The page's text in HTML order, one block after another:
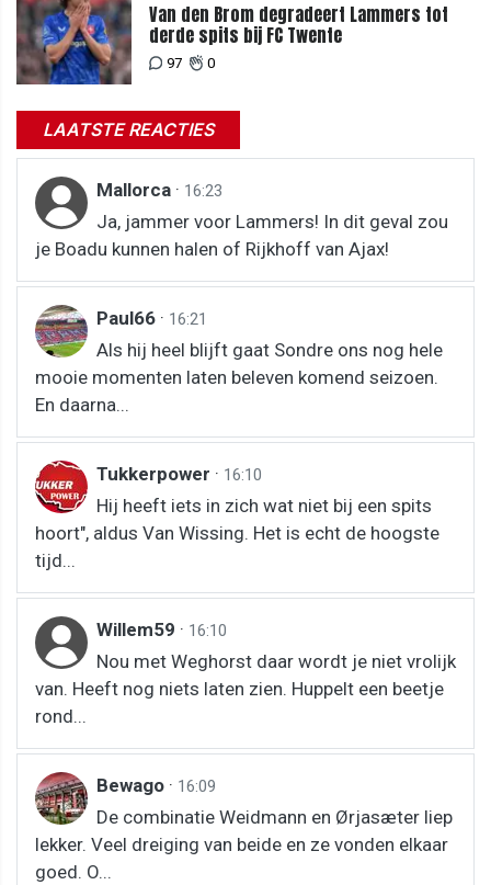
Van den Brom degradeert Lammers tot
derde spits bij FC Twente
97 0
LAATSTE REACTIES
Mallorca · 16:23
Ja, jammer voor Lammers! In dit geval zou
je Boadu kunnen halen of Rijkhoff van Ajax!
Paul66 · 16:21
Als hij heel blijft gaat Sondre ons nog hele
mooie momenten laten beleven komend seizoen.
En daarna...
Tukkerpower · 16:10
Hij heeft iets in zich wat niet bij een spits
hoort", aldus Van Wissing. Het is echt de hoogste
tijd...
Willem59 · 16:10
Nou met Weghorst daar wordt je niet vrolijk
van. Heeft nog niets laten zien. Huppelt een beetje
rond...
Bewago · 16:09
De combinatie Weidmann en Ørjasæter liep
lekker. Veel dreiging van beide en ze vonden elkaar
goed. O...